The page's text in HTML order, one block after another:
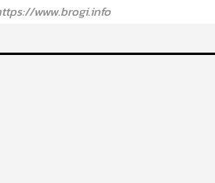
www.brogi.info